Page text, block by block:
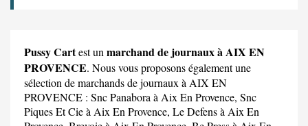
Pussy Cartest un marchand de journaux à AIX EN
PROVENCE. Nous vous proposons également une
sélection de marchands de journaux à AIX EN
PROVENCE : Snc Panabora à Aix En Provence, Snc
Piques Et Cieà Aix En Provence, Le Defensà Aix En